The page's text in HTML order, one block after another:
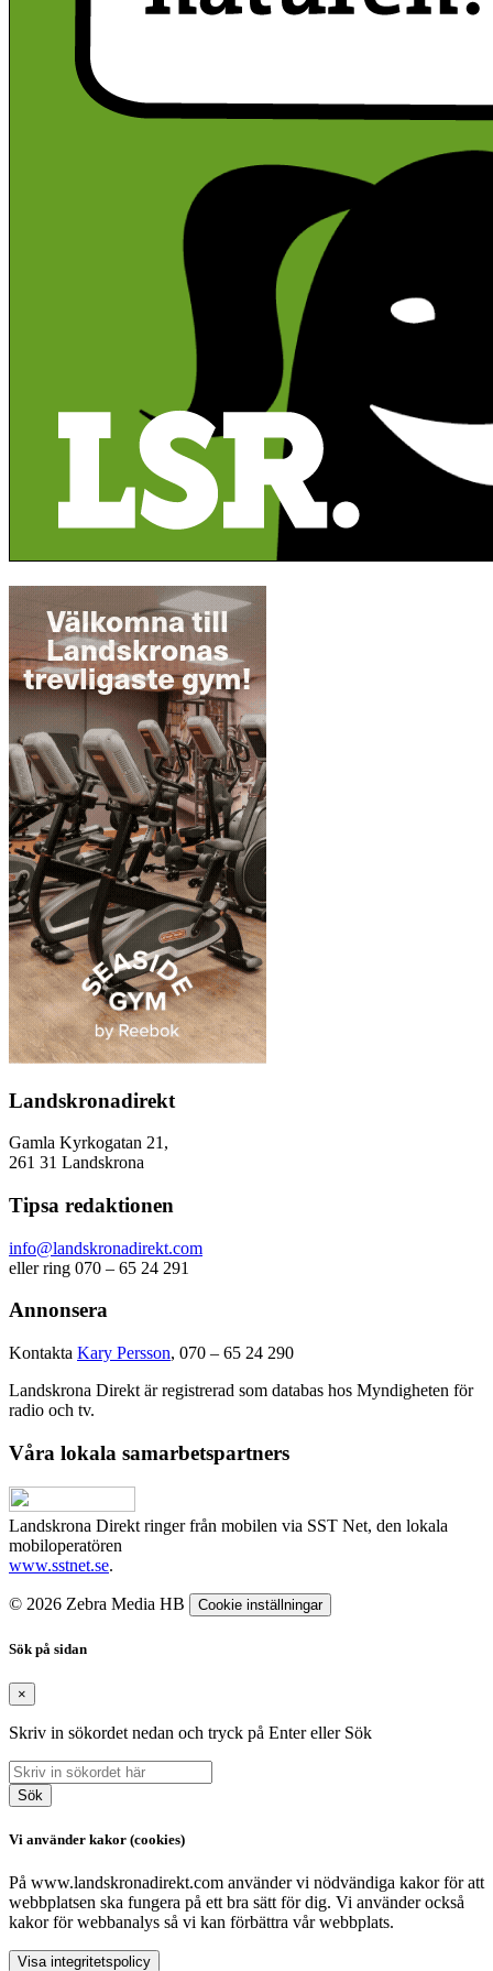
Landskronadirekt
Gamla Kyrkogatan 21,
261 31 Landskrona
Tipsa redaktionen
info@landskronadirekt.com
eller ring 070 – 65 24 291
Annonsera
Kontakta Kary Persson, 070 – 65 24 290
Landskrona Direkt är registrerad som databas hos Myndigheten för
radio och tv.
Våra lokala samarbetspartners
Landskrona Direkt ringer från mobilen via SST Net, den lokala
mobiloperatören
www.sstnet.se.
© 2026 Zebra Media HB Cookie inställningar
Sök på sidan
×
Skriv in sökordet nedan och tryck på Enter eller Sök
Sök
Vi använder kakor (cookies)
På www.landskronadirekt.com använder vi nödvändiga kakor för att
webbplatsen ska fungera på ett bra sätt för dig. Vi använder också
kakor för webbanalys så vi kan förbättra vår webbplats.
Visa integritetspolicy